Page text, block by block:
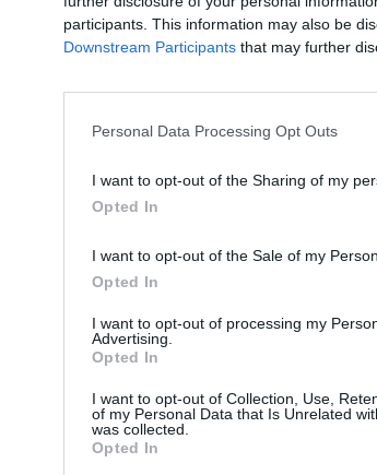
participants. This information may also be
Downstream Participants that may further
Personal Data Processing Opt Outs
I want to opt-out of the Sharing of my
Opted In
I want to opt-out of the Sale of my
Opted In
I want to opt-out of processing my
Advertising.
Opted In
I want to opt-out of Collection, Use,
of my Personal Data that Is Unrelated
was collected.
Opted In